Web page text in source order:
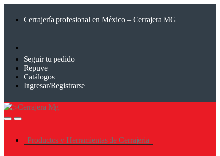
Cerrajería profesional en México – Cerrajera MG
Seguir tu pedido
Repuve
Catálogos
Ingresar/Registrarse
Productos y Herramientas de Cerrajeria